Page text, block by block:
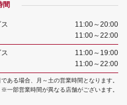
間
11:00～20:00
11:00～22:00
11:00～19:00
11:00～22:00
ある場合、月～土の営業時間となります。
※一部営業時間が異なる店舗がございます。